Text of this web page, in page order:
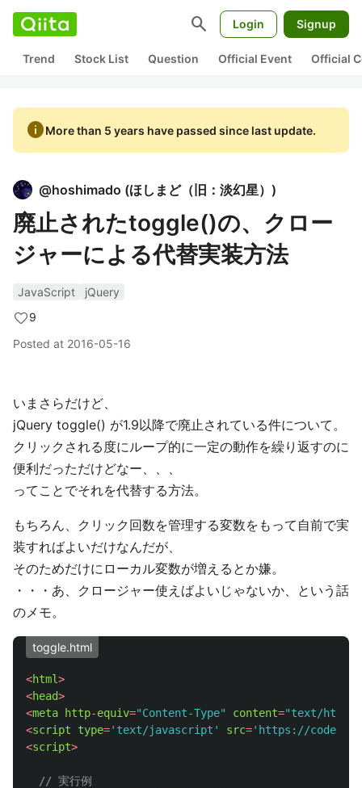
search Login Signup
Trend Stock List Question Official Event Official
infoMore than 5 years have passed since last update.
@hoshimado (ほしまど（旧：淡幻星） )
廃止されたtoggle()の、クロー
ジャーによる代替実装方法
JavaScript
jQuery
9
Posted at 2016-05-16
いまさらだけど、
jQuery toggle() が1.9以降で廃止されている件について。
クリックされる度にループ的に一定の動作を繰り返すのに
便利だっただけどなー、、、
ってことでそれを代替する方法。
もちろん、クリック回数を管理する変数をもって自前で実
装すればよいだけなんだが、
そのためだけにローカル変数が増えるとか嫌。
・・・あ、クロージャー使えばよいじゃないか、という話
のメモ。
toggle.html
<html>
<head>
<meta http-equiv="Content-Type" content="text/html;
<script type=' text/javascript ' src=' https://
<script>
// 実行例